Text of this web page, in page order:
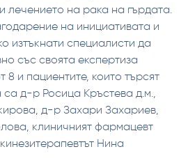
лечението на рака на гърдата.
на инициативата и
изтъкнати специалисти да
със своята експертиза
8 и пациентите, които търсят
д-р Росица Кръстева д.м.,
д-р Захари Захариев,
клиничният фармацевт
Нина